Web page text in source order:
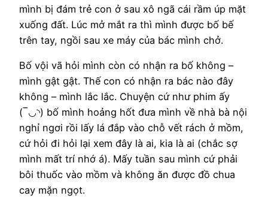
mình bị đám trẻ con ở sau xô ngã cái rầm úp mặt
xuống đất. Lúc mở mắt ra thì mình được bố bế
trên tay, ngồi sau xe máy của bác mình chở.
Bố vội vã hỏi mình còn có nhận ra bố không –
mình gật gật. Thế con có nhận ra bác nào đây
không – mình lắc lắc. Chuyện cứ như phim ấy
(‾◡◝) bố mình hoảng hốt đưa mình về nhà bà nội
nghỉ ngơi rồi lấy lá đắp vào chỗ vết rách ở mồm,
cứ hỏi đi hỏi lại xem đây là ai, kia là ai (chắc sợ
mình mất trí nhớ á). Mấy tuần sau mình cứ phải
bôi thuốc vào mồm và không ăn được đồ chua
cay mặn ngọt.